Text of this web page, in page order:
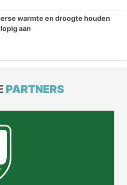
warmte en droogte houden
aan
PARTNERS